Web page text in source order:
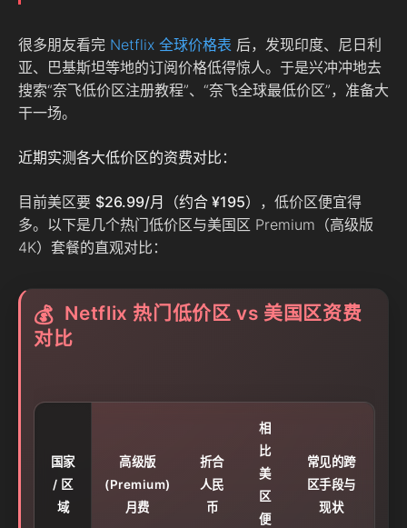
很多朋友看完 Netflix 全球价格表 后，发现印度、尼日利
亚、巴基斯坦等地的订阅价格低得惊人。于是兴冲冲地去
搜索“奈飞低价区注册教程”、“奈飞全球最低价区”，准备大
干一场。
近期实测各大低价区的资费对比：
目前美区要 $26.99/月（约合 ¥195） ，低价区便宜得
多。以下是几个热门低价区与美国区 Premium（高级版
4K）套餐的直观对比：
💰 Netflix 热门低价区 vs 美国区资费
对比
国家
/ 区
域
高级版
(Premium)
月费
折合
人民
币
相
比
美
区
便
常见的跨
区手段与
现状